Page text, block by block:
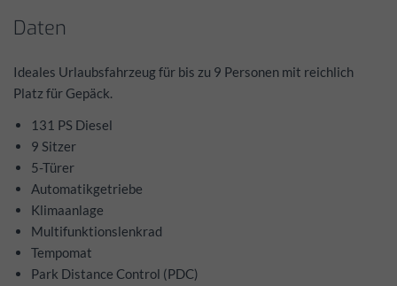
Daten
Ideales Urlaubsfahrzeug für bis zu 9 Personen mit reichlich
Platz für Gepäck.
131 PS Diesel
9 Sitzer
5-Türer
Automatikgetriebe
Klimaanlage
Multifunktionslenkrad
Tempomat
Park Distance Control (PDC)